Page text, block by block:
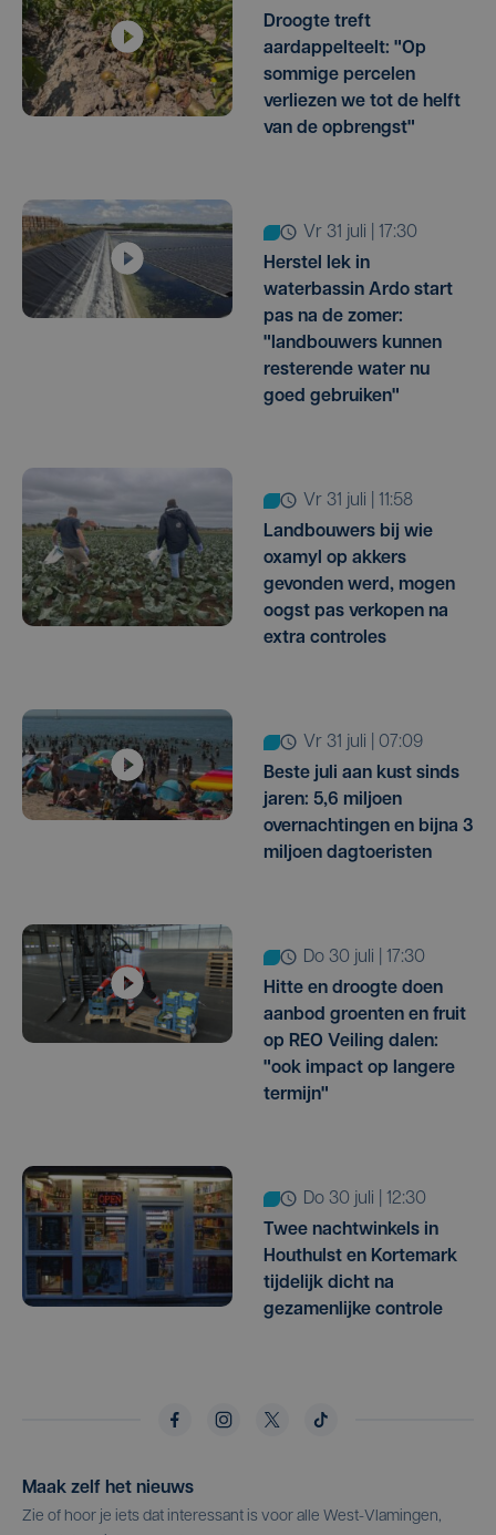
Droogte treft
aardappelteelt: "Op
sommige percelen
verliezen we tot de helft
van de opbrengst"
vr 31 juli | 17:30
Herstel lek in
waterbassin Ardo start
pas na de zomer:
"landbouwers kunnen
resterende water nu
goed gebruiken"
vr 31 juli | 11:58
Landbouwers bij wie
oxamyl op akkers
gevonden werd, mogen
oogst pas verkopen na
extra controles
vr 31 juli | 07:09
Beste juli aan kust sinds
jaren: 5,6 miljoen
overnachtingen en bijna 3
miljoen dagtoeristen
do 30 juli | 17:30
Hitte en droogte doen
aanbod groenten en fruit
op REO Veiling dalen:
"ook impact op langere
termijn"
do 30 juli | 12:30
Twee nachtwinkels in
Houthulst en Kortemark
tijdelijk dicht na
gezamenlijke controle
Maak zelf het nieuws
Zie of hoor je iets dat interessant is voor alle West-Vlamingen,